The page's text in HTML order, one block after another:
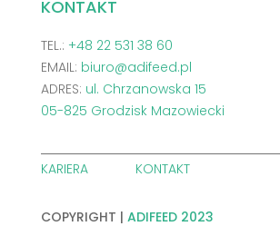
KONTAKT
TEL.: +48 22 531 38 60
EMAIL: biuro@adifeed.pl
ADRES: ul. Chrzanowska 15
05-825 Grodzisk Mazowiecki
KARIERA KONTAKT
COPYRIGHT | ADIFEED 2023